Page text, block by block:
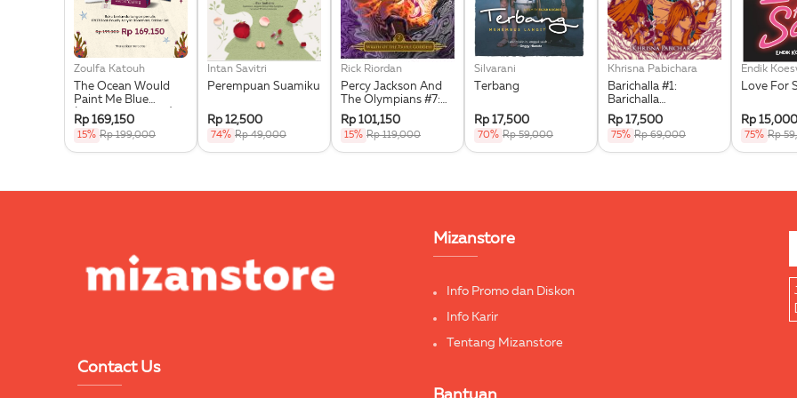
Zoulfa Katouh
The Ocean Would
Paint Me Blue
(Illustration Edges) -
Exclusive Pre Order +
Acrylic Bookmark,
Pouch & Sticker Set
Rp 169,150
15% Rp 199,000
Intan Savitri
Perempuan Suamiku
Rp 12,500
74% Rp 49,000
Rick Riordan
Percy Jackson And
The Olympians #7:
Wrath Of The Triple
Goddess
Rp 101,150
15% Rp 119,000
Silvarani
Terbang
Rp 17,500
70% Rp 59,000
Khrisna Pabichara
Barichalla #1:
Barichalla
Penunggang Kuda
Terbang
Rp 17,500
75% Rp 69,000
Endik
Love For
Rp 15,000
75% Rp
Contact Us
Mizanstore
Info Promo dan Diskon
Info Karir
Tentang Mizanstore